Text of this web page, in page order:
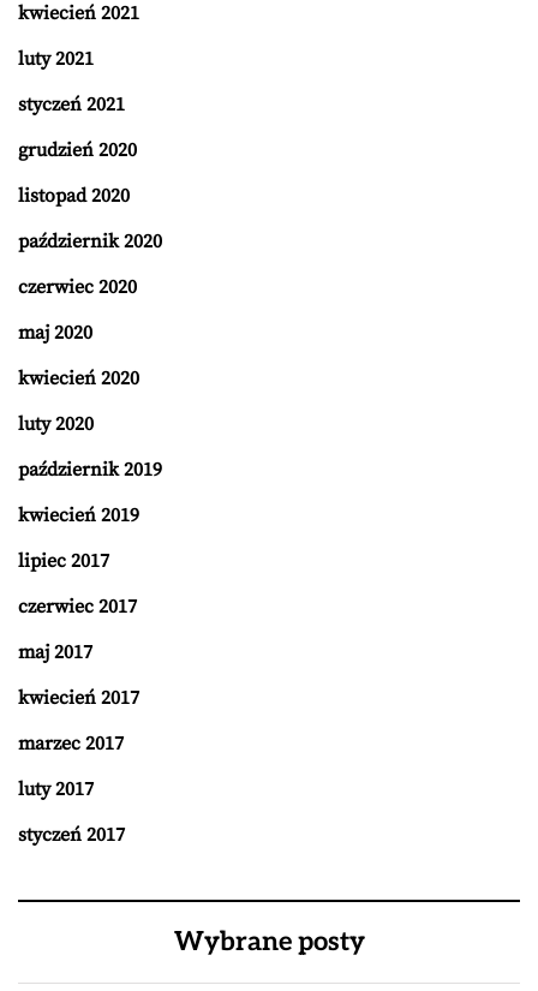
kwiecień 2021
luty 2021
styczeń 2021
grudzień 2020
listopad 2020
październik 2020
czerwiec 2020
maj 2020
kwiecień 2020
luty 2020
październik 2019
kwiecień 2019
lipiec 2017
czerwiec 2017
maj 2017
kwiecień 2017
marzec 2017
luty 2017
styczeń 2017
Wybrane posty